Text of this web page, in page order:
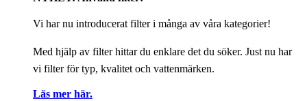
Vi har nu introducerat filter i många av våra kategorier!
Med hjälp av filter hittar du enklare det du söker. Just nu har
vi filter för typ, kvalitet och vattenmärken.
Läs mer här.